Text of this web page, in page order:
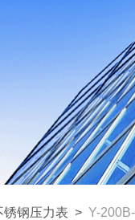
锈钢压力表 > Y-